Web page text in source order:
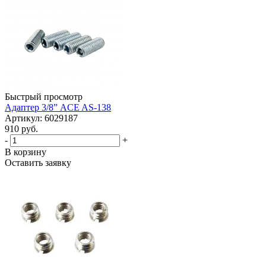
Быстрый просмотр
Адаптер 3/8” ACE AS-138
Артикул: 6029187
910 руб.
-
+
В корзину
Оставить заявку